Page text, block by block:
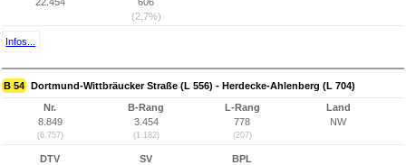
(2,7%)
Infos...
B 54 Dortmund-Wittbräucker Straße (L 556) - Herdecke-Ahlenberg (L 704)
Nr.
8.849
(6.757)
B-Rang
3.454
(1.182)
L-Rang
778
(207)
Land
NW
DTV
SV
BPL